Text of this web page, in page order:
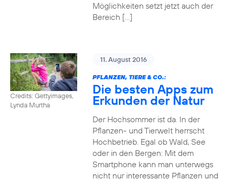
Möglichkeiten setzt jetzt auch der
Bereich […]
Credits: Gettyimages,
Lynda Murtha
11. August 2016
PFLANZEN, TIERE & CO.:
Die besten Apps zum
Erkunden der Natur
Der Hochsommer ist da. In der
Pflanzen- und Tierwelt herrscht
Hochbetrieb. Egal ob Wald, See
oder in den Bergen: Mit dem
Smartphone kann man unterwegs
nicht nur interessante Pflanzen und